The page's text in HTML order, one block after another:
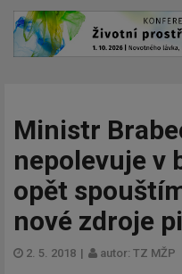
Ministr
nepolevuje v
opět
nové zdroje
2. 5. 2018 | autor: TZ MŽP